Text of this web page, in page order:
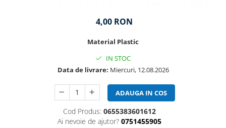
4,00 RON
Material Plastic
IN STOC
Data de livrare: Miercuri, 12.08.2026
ADAUGA IN COS
Cod Produs: 0655383601612
Ai nevoie de ajutor? 0751455905